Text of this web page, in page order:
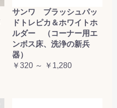
サンワ ブラッシュパッ
ドトレピカ＆ホワイトホ
ルダー （コーナー用エ
ンボス床、洗浄の新兵
器）
￥320 ～ ￥1,280